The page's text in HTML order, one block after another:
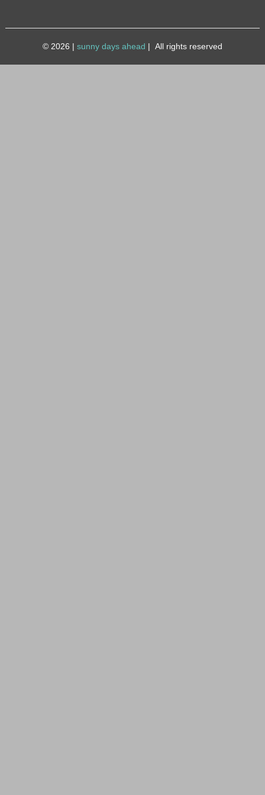
© 2026 | sunny days ahead | All rights reserved